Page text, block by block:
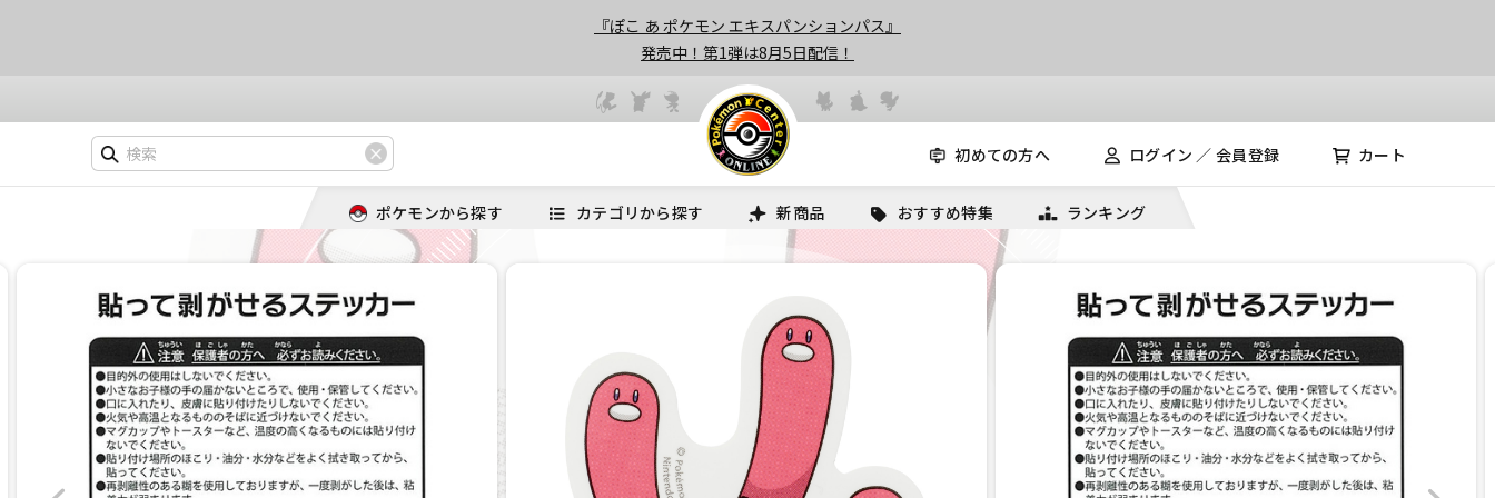
『ぽこ あ ポケモン エキスパンションパス』
発売中！第1弾は8月5日配信！
初めての方へ ログイン ／ 会員登録 カート
ポケモンから探す カテゴリから探す 新商品 おすすめ特集 ランキング